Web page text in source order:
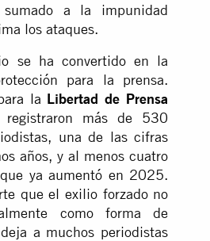
a la impunidad
los ataques.
se ha convertido en la
para la prensa.
la Libertad de Prensa
más de 530
una de las cifras
años, y al menos cuatro
ya aumentó en 2025.
que el exilio forzado no
como forma de
a muchos periodistas